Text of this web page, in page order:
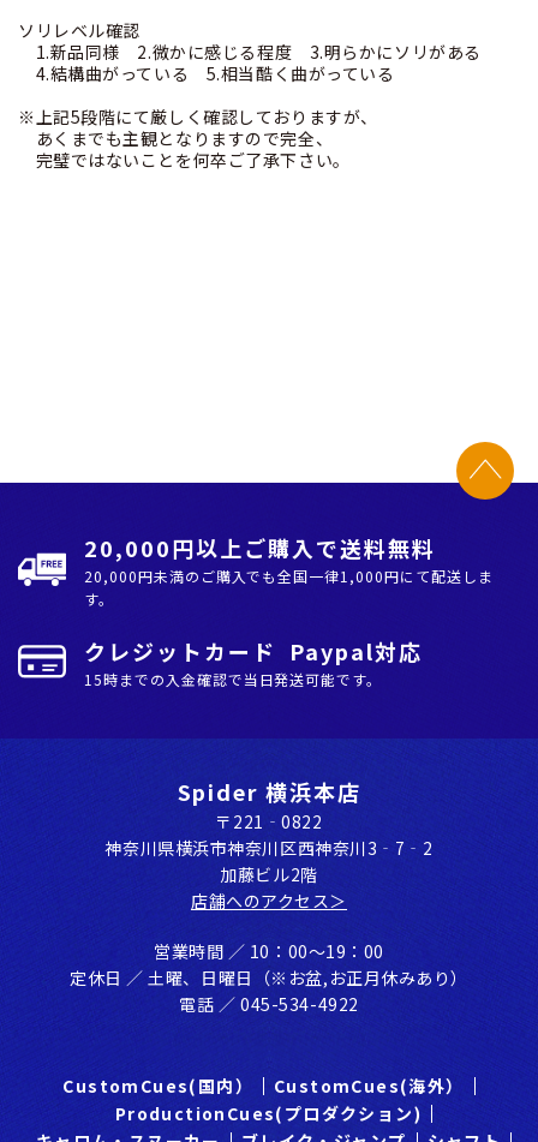
ソリレベル確認
1.新品同様 2.微かに感じる程度 3.明らかにソリがある
4.結構曲がっている 5.相当酷く曲がっている
※上記5段階にて厳しく確認しておりますが、
あくまでも主観となりますので完全、
完璧ではないことを何卒ご了承下さい。
20,000円以上ご購入で送料無料
20,000円未満のご購入でも全国⼀律1,000円にて配送しま
す。
クレジットカード Paypal対応
15時までの入金確認で当日発送可能です。
Spider 横浜本店
〒221‐0822
神奈川県横浜市神奈川区⻄神奈川3‐7‐2
加藤ビル2階
店舗へのアクセス＞
営業時間 ／ 10：00〜19：00
定休⽇ ／ ⼟曜、⽇曜⽇（※お盆,お正⽉休みあり）
電話 ／ 045-534-4922
CustomCues(国内）
CustomCues(海外）
ProductionCues(プロダクション)